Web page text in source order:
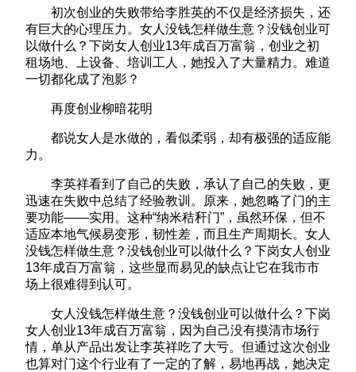
初次创业的失败带给李胜英的不仅是经济损失，还
有巨大的心理压力。女人没钱怎样做生意？没钱创业可
以做什么？下岗女人创业13年成百万富翁，创业之初
租场地、上设备、培训工人，她投入了大量精力。难道
一切都化成了泡影？
再度创业柳暗花明
都说女人是水做的，看似柔弱，却有极强的适应能
力。
李英祥看到了自己的失败，承认了自己的失败，更
迅速在失败中总结了经验教训。原来，她忽略了门的主
要功能——实用。这种“纳米秸秆门”，虽然环保，但不
适应本地气候易变形，韧性差，而且生产周期长。女人
没钱怎样做生意？没钱创业可以做什么？下岗女人创业
13年成百万富翁，这些显而易见的缺点让它在我市市
场上很难得到认可。
女人没钱怎样做生意？没钱创业可以做什么？下岗
女人创业13年成百万富翁，因为自己没有摸清市场行
情，单从产品出发让李英祥吃了大亏。但通过这次创业
也算对门这个行业有了一定的了解，易地再战，她决定